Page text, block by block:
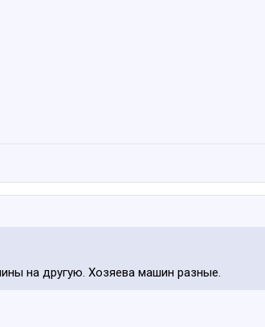
на другую. Хозяева машин разные.